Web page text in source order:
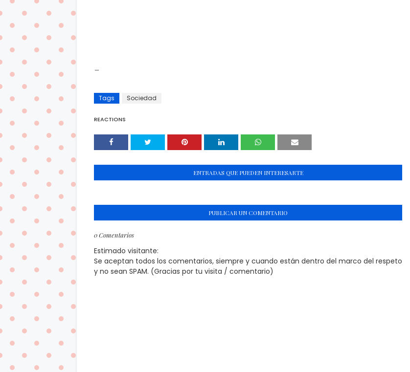
Tags Sociedad
REACTIONS
ENTRADAS QUE PUEDEN INTERESARTE
PUBLICAR UN COMENTARIO
0 Comentarios
Estimado visitante:
Se aceptan todos los comentarios, siempre y cuando están dentro del marco del respeto
y no sean SPAM. (Gracias por tu visita / comentario)